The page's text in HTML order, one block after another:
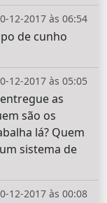
12-2017 às 06:54
de cunho
12-2017 às 05:05
as
são os
lá? Quem
sistema de
12-2017 às 00:08